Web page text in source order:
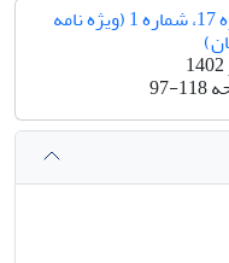
دوره 17، شماره 1 (ویژه نامه
97-118